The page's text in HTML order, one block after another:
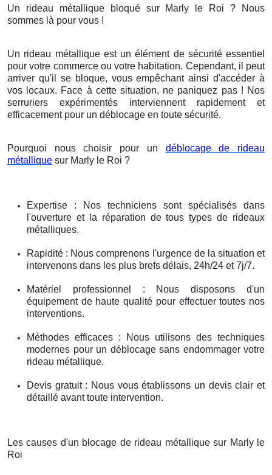
Un rideau métallique bloqué sur Marly le Roi ? Nous
sommes là pour vous !
Un rideau métallique est un élément de sécurité essentiel
pour votre commerce ou votre habitation. Cependant, il peut
arriver qu'il se bloque, vous empêchant ainsi d'accéder à
vos locaux. Face à cette situation, ne paniquez pas ! Nos
serruriers expérimentés interviennent rapidement et
efficacement pour un déblocage en toute sécurité.
Pourquoi nous choisir pour un déblocage de rideau
métallique sur Marly le Roi ?
Expertise : Nos techniciens sont spécialisés dans
l'ouverture et la réparation de tous types de rideaux
métalliques.
Rapidité : Nous comprenons l'urgence de la situation et
intervenons dans les plus brefs délais, 24h/24 et 7j/7.
Matériel professionnel : Nous disposons d'un
équipement de haute qualité pour effectuer toutes nos
interventions.
Méthodes efficaces : Nous utilisons des techniques
modernes pour un déblocage sans endommager votre
rideau métallique.
Devis gratuit : Nous vous établissons un devis clair et
détaillé avant toute intervention.
Les causes d'un blocage de rideau métallique sur Marly le
Roi